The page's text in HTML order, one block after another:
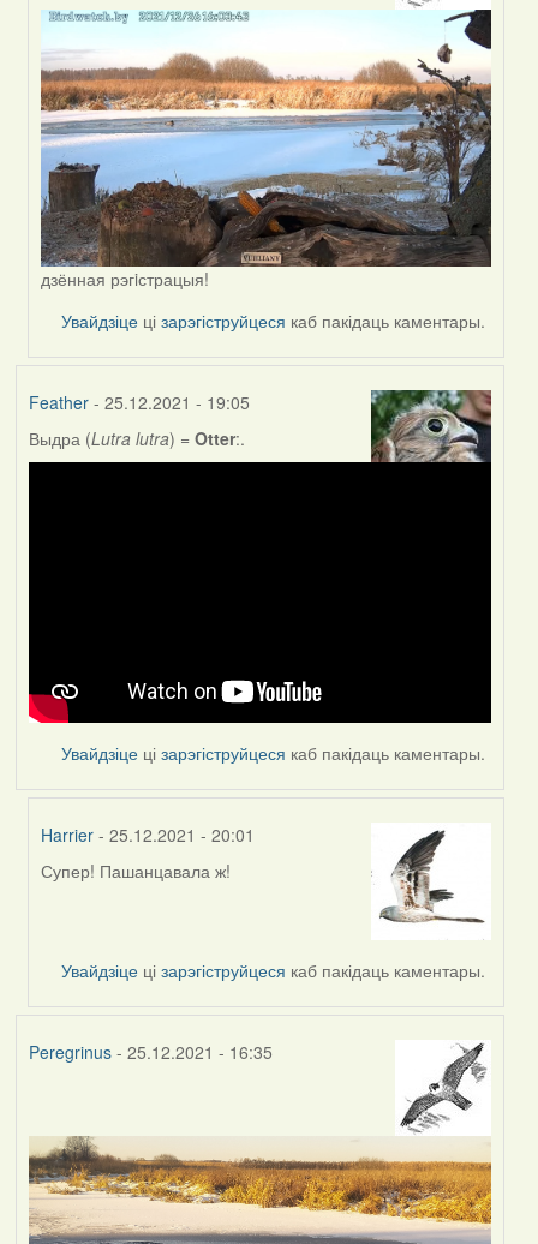
to
by
Lighty
дзённая рэгiстрацыя!
Увайдзіце цізарэгіструйцеся каб пакідаць каментары.
Feather- 25.12.2021 - 19:05
Выдра (Lutra lutra) = Otter:.
Увайдзіце цізарэгіструйцеся каб пакідаць каментары.
Harrier - 25.12.2021 - 20:01
In
Feather
Супер! Пашанцавала ж!
Увайдзіце цізарэгіструйцеся каб пакідаць каментары.
Peregrinus- 25.12.2021 - 16:35